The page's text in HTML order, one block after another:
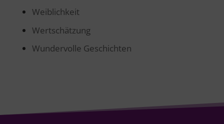
Weiblichkeit
Wertschätzung
Wundervolle Geschichten